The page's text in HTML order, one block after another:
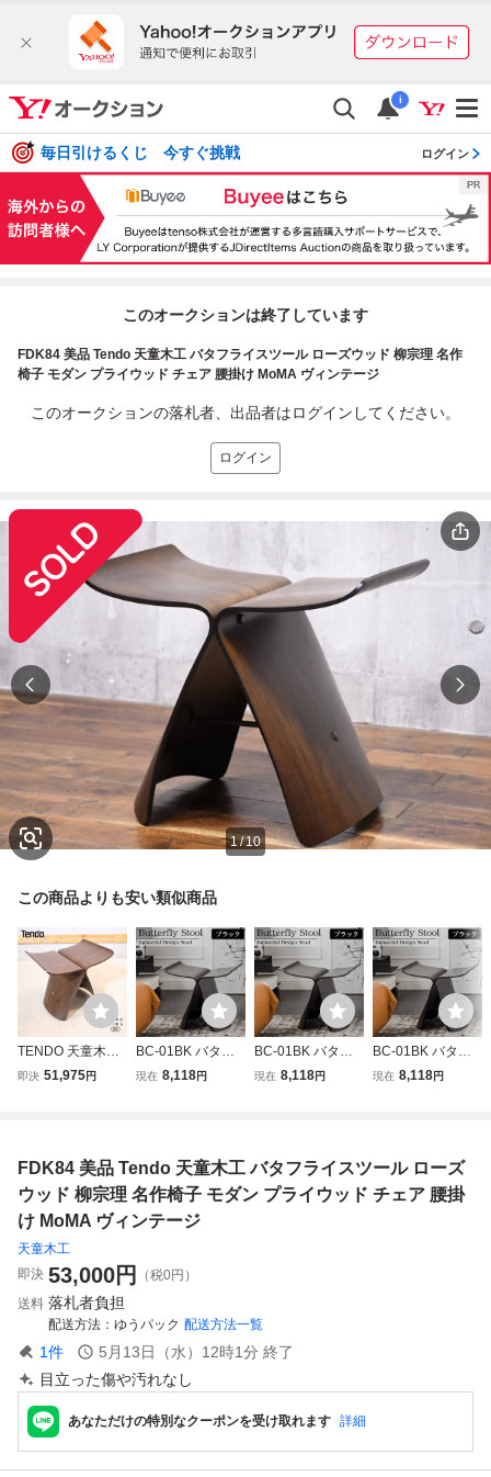
i
毎日引けるくじ 今すぐ挑戦 ログイン
このオークションは終了しています
FDK84 美品 Tendo 天童木工 バタフライスツール ローズウッド 柳宗理 名作
椅子 モダン プライウッド チェア 腰掛け MoMA ヴィンテージ
このオークションの落札者、出品者はログインしてください。
ログイン
1/10
この商品よりも安い類似商品
TENDO 天童木工
ウォールナット バ
イドチェア コンパ
クト GG529
即決 51,975円
BC-01BK バタフ
ライスツール 柳宗
グ 玄関 北欧 贈り
物 結婚式
現在 8,118円
BC-01BK バタフ
ライスツール 柳宗
グ 玄関 北欧 贈り
物 結婚式
現在 8,118円
BC-01BK バタフ
ライスツール 柳宗
グ 玄関 北欧 贈り
物 結婚式
現在 8,118円
FDK84 美品 Tendo 天童木工 バタフライスツール ローズ
ウッド 柳宗理 名作椅子 モダン プライウッド チェア 腰掛
け MoMA ヴィンテージ
天童木工
即決 53,000円
（税0円）
送料 落札者負担
配送方法 ゆうパック 配送方法一覧
1件 5月13日（水）12時1分 終了
目立った傷や汚れなし
あなただけの特別なクーポンを受け取れます 詳細